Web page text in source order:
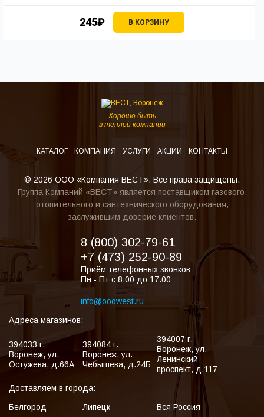
245₽ В КОРЗИНУ
Хорошо быть
в теплой компании
КАТАЛОГ КОМПАНИЯ УСЛУГИ АКЦИИ КОНТАКТЫ
© 2026 ООО «Компания ВЕСТ». Все права защищены.
Группа Компаний «ВЕСТ» является поставщиком газового,
отопительного и сантехнического оборудования,
заслужившим доверие клиентов.
8 (800) 302-79-61
+7 (473) 252-90-89
Приём телефонных звонков:
Пн - Пт с 8.00 до 17.00
info@ooowest.ru
Адреса магазинов:
394033 г.
Воронеж,ул.
Остужева, д.66А
394084 г.
Воронеж,ул.
Чебышева, д.24Б
394007 г.
Воронеж,ул.
Ленинский
проспект, д.117
Доставляем в города:
Белгород
Липецк Вся Россия